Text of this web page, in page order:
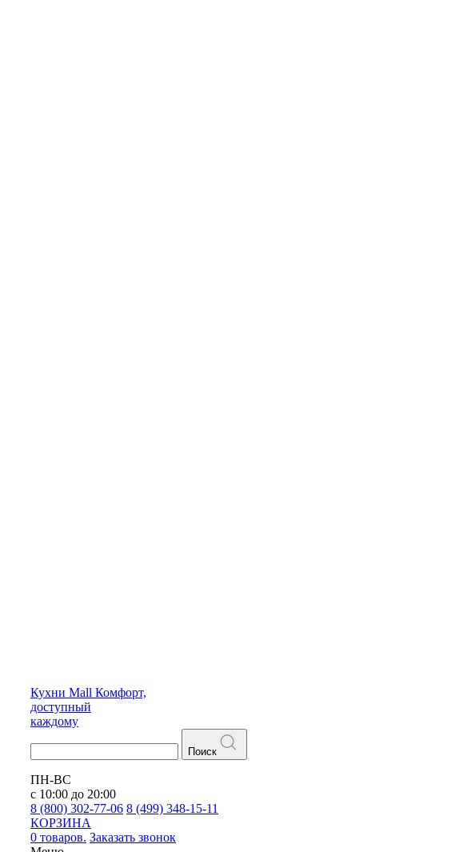
Кухни Mall Комфорт,
доступный
каждому
Поиск
ПН-ВС
с 10:00 до 20:00
8 (800) 302-77-06 8 (499) 348-15-11
КОРЗИНА
0 товаров. Заказать звонок